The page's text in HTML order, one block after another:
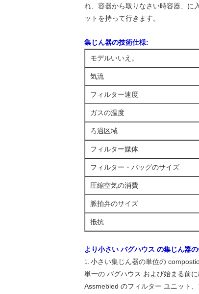
れ、容器から取りなさい時容器、に
ットを持って行きます。
集じん器の技術仕様:
モデルいいえ。
気流
フィルター速度
ガスの温度
ろ過区域
フィルター媒体
フィルター・バッグのサイズ
圧縮空気の消費
脈拍弁のサイズ
抵抗
より小さい バグハウス の集じん器
1. 小さい集じん器の単位の
単一の バグハウス および始まる前
Assmebled のフィルター ユニット、